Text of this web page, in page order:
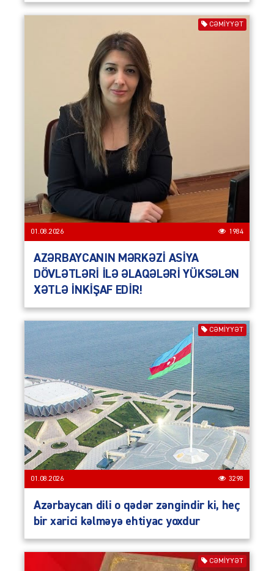
CƏMIYYƏT
01.08.2026 1984
AZƏRBAYCANIN MƏRKƏZİ ASİYA
DÖVLƏTLƏRİ İLƏ ƏLAQƏLƏRİ YÜKSƏLƏN
XƏTLƏ İNKİŞAF EDİR!
CƏMIYYƏT
01.08.2026 3298
Azərbaycan dili o qədər zəngindir ki, heç
bir xarici kəlməyə ehtiyac yoxdur
CƏMIYYƏT